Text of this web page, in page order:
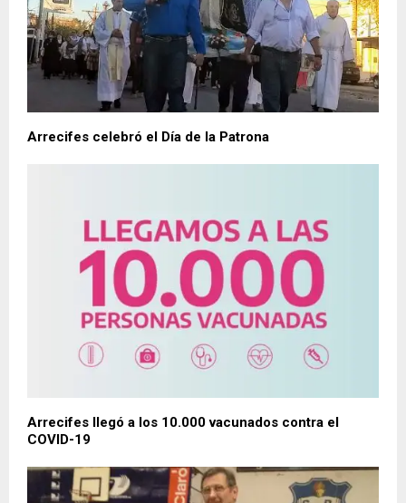
Arrecifes celebró el Día de la Patrona
Arrecifes llegó a los 10.000 vacunados contra el
COVID-19